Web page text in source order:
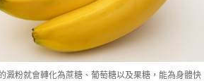
澱粉就會轉化為蔗糖、葡萄糖以及果糖，能為身體快